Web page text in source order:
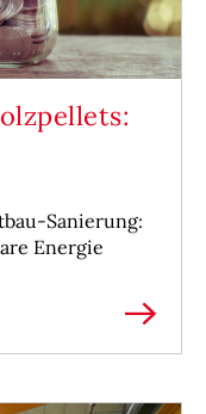
Sanierung:
Energie